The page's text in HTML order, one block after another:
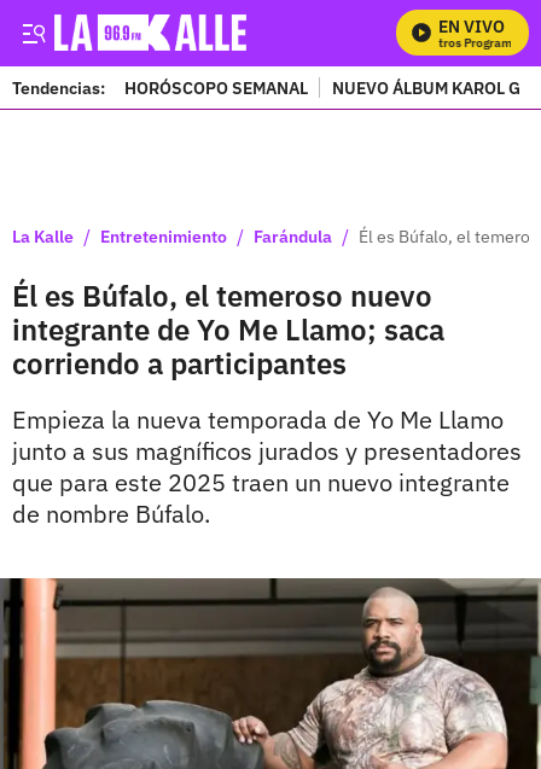
EN VIVO
Tendencias: HORÓSCOPO SEMANAL NUEVO ÁLBUM KAROL G
La Kalle / Entretenimiento / Farándula / Él es Búfalo, el
Él es Búfalo, el temeroso nuevo
integrante de Yo Me Llamo; saca
corriendo a participantes
Empieza la nueva temporada de Yo Me Llamo
junto a sus magníficos jurados y presentadores
que para este 2025 traen un nuevo integrante
de nombre Búfalo.